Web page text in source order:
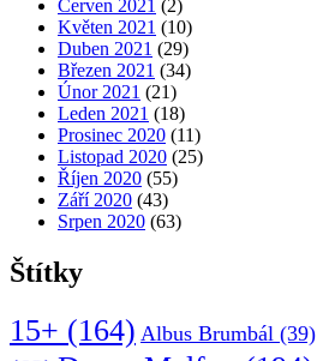
Červen 2021 (2)
Květen 2021 (10)
Duben 2021 (29)
Březen 2021 (34)
Únor 2021 (21)
Leden 2021 (18)
Prosinec 2020 (11)
Listopad 2020 (25)
Říjen 2020 (55)
Září 2020 (43)
Srpen 2020 (63)
Štítky
15+ (164) Albus Brumbál (39)